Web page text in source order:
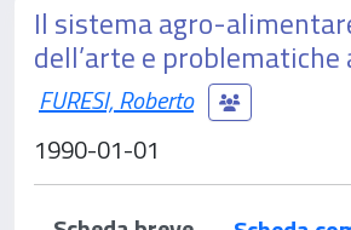
Il sistema agro-
dell’arte e problematiche
FURESI, Roberto
1990-01-01